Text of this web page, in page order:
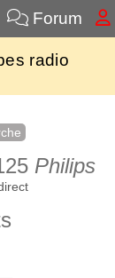
Forum
radio
Philips